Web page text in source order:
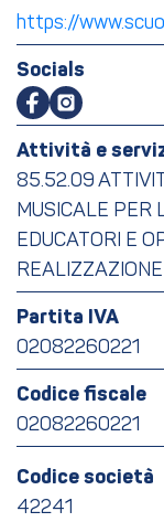
https://
Socials
Attività e
85.52.09
MUSICALE PER
EDUCATORI E
Partita IVA
02082260221
Codice fiscale
02082260221
Codice società
42241